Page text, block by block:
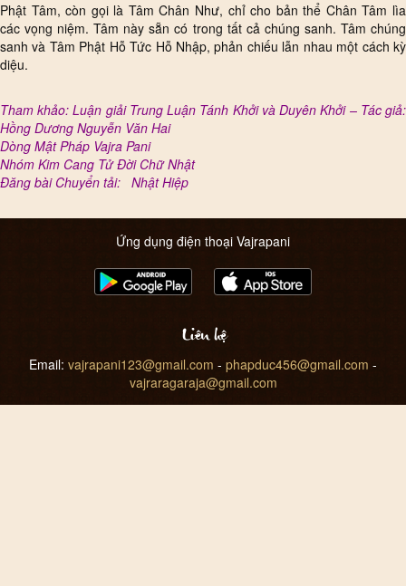
Phật Tâm, còn gọi là Tâm Chân Như, chỉ cho bản thể Chân Tâm lìa
các vọng niệm. Tâm này sẵn có trong tất cả chúng sanh. Tâm chúng
sanh và Tâm Phật Hỗ Tức Hỗ Nhập, phản chiếu lẫn nhau một cách kỳ
diệu.
Tham khảo: Luận giải Trung Luận Tánh Khởi và Duyên Khởi – Tác giả:
Hồng Dương Nguyễn Văn Hai
Dòng Mật Pháp Vajra Pani
Nhóm Kim Cang Tử Đời Chữ Nhật
Đăng bài Chuyển tải: Nhật Hiệp
Ứng dụng điện thoại Vajrapani
Liên hệ
Email: vajrapani123@gmail.com - phapduc456@gmail.com -
vajraragaraja@gmail.com